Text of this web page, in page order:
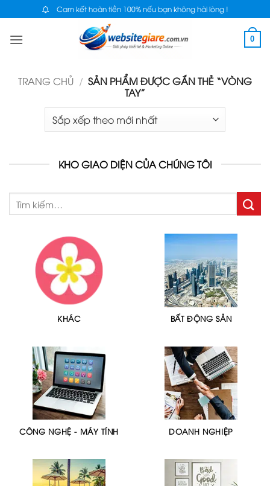
nội
Cam kết hoàn tiền 100% nếu bạn không hài lòng !
0
TRANG CHỦ / SẢN PHẨM ĐƯỢC GẮN THẺ “VÒNG
TAY”
KHO GIAO DIỆN CỦA CHÚNG TÔI
Tìm
kiếm:
KHÁC BẤT ĐỘNG SẢN
CÔNG NGHỆ - MÁY TÍNH DOANH NGHIỆP